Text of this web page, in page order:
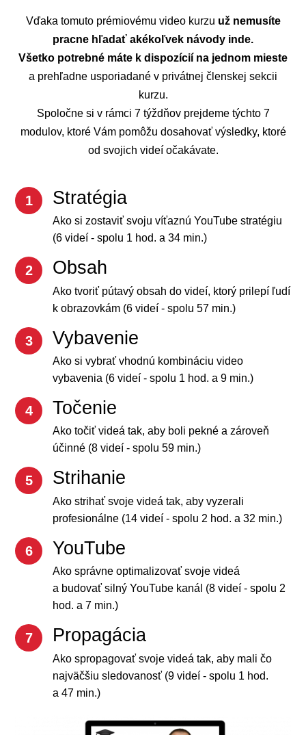
Vďaka tomuto prémiovému video kurzu už nemusíte
pracne hľadať akékoľvek návody inde.
Všetko potrebné máte k dispozícií na jednom mieste
a prehľadne usporiadané v privátnej členskej sekcii
kurzu.
Spoločne si v rámci 7 týždňov prejdeme týchto 7
modulov, ktoré Vám pomôžu dosahovať výsledky, ktoré
od svojich videí očakávate.
1 Stratégia
Ako si zostaviť svoju víťaznú YouTube stratégiu
(6 videí - spolu 1 hod. a 34 min.)
2 Obsah
Ako tvoriť pútavý obsah do videí, ktorý prilepí ľudí
k obrazovkám (6 videí - spolu 57 min.)
3 Vybavenie
Ako si vybrať vhodnú kombináciu video
vybavenia (6 videí - spolu 1 hod. a 9 min.)
4 Točenie
Ako točiť videá tak, aby boli pekné a zároveň
účinné (8 videí - spolu 59 min.)
5 Strihanie
Ako strihať svoje videá tak, aby vyzerali
profesionálne (14 videí - spolu 2 hod. a 32 min.)
6 YouTube
Ako správne optimalizovať svoje videá
a budovať silný YouTube kanál (8 videí - spolu 2
hod. a 7 min.)
7 Propagácia
Ako spropagovať svoje videá tak, aby mali čo
najväčšiu sledovanosť (9 videí - spolu 1 hod.
a 47 min.)